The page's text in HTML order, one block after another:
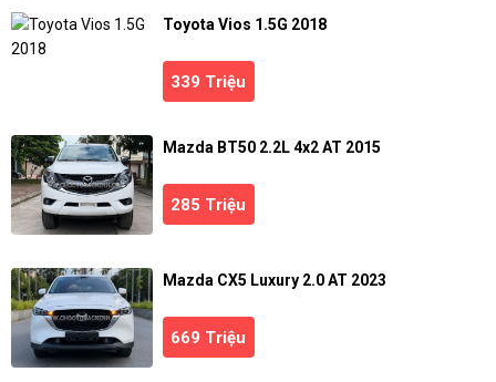
Toyota Vios 1.5G 2018
339 Triệu
Mazda BT50 2.2L 4x2 AT 2015
285 Triệu
Mazda CX5 Luxury 2.0 AT 2023
669 Triệu